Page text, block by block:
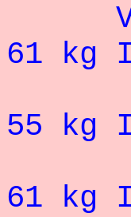
61 kg
3°
55 kg
5°
61 kg